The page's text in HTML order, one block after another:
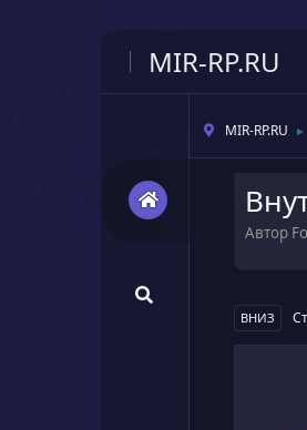
MIR-RP.RU
MIR-RP.RU ►
Автор
ВНИЗ